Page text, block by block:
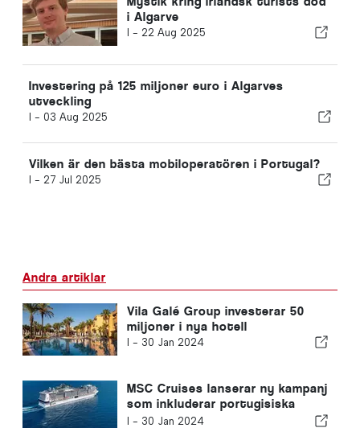
i Algarve
I - 22 Aug 2025
Investering på 125 miljoner euro i Algarves
utveckling
I - 03 Aug 2025
Vilken är den bästa mobiloperatören i Portugal?
I - 27 Jul 2025
Andra artiklar
Vila Galé Group investerar 50
miljoner i nya hotell
I - 30 Jan 2024
MSC Cruises lanserar ny kampanj
som inkluderar portugisiska
kryssningar
I - 30 Jan 2024